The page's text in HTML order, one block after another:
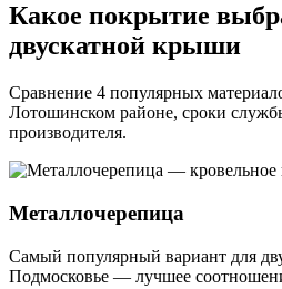
Какое покрытие
двускатной крыши
Сравнение 4 популярных
Лотошинском районе, сроки
производителя.
Металлочерепица
Самый популярный вариант для
Подмосковье — лучшее